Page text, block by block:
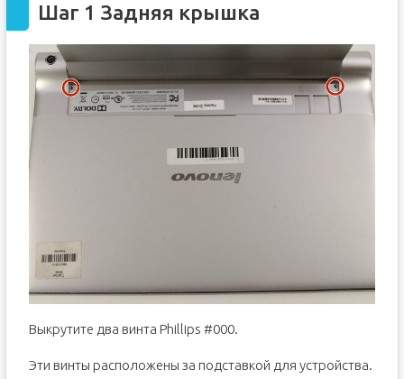
Шаг 1 Задняя крышка
Выкрутите два винта Phillips #000.
Эти винты расположены за подставкой для устройства.